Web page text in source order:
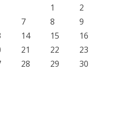
1
2
7 8
9
14 15
16
21 22
23
28 29
30